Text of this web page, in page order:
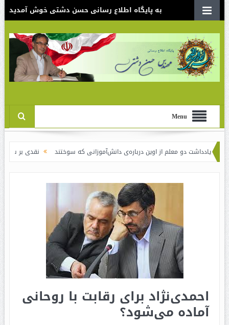
به پایگاه اطلاع رسانی حسن دشتی خوش آمدید
Menu
دو معلم از اوین درباره‌ی دانش‌آموزانی که سوختند نقدی بر سند الگوی
احمدی‌نژاد برای رقابت با روحانی
آماده می‌‌شود؟